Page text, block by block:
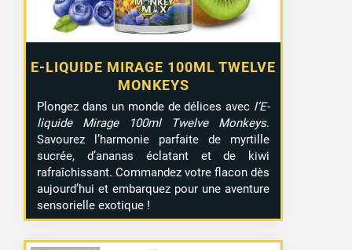
E-LIQUIDE MIRAGE 100ML TWELVE
MONKEYS
Plongez dans un monde de délices avec l’E-
liquide Mirage 100ml Twelve Monkeys.
Savourez l’harmonie parfaite de myrtille
sucrée, d’ananas éclatant et de kiwi
rafraîchissant. Commandez votre flacon dès
aujourd’hui et embarquez pour une aventure
sensorielle exotique !